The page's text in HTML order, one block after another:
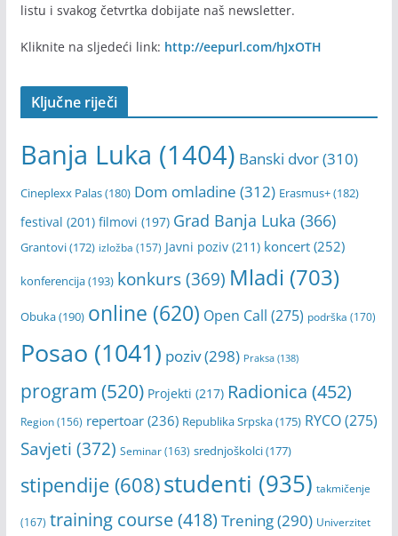
listu i svakog četvrtka dobijate naš newsletter.
Kliknite na sljedeći link: http://eepurl.com/hJxOTH
Ključne riječi
Banja Luka (1404) Banski dvor(310)
Cineplexx Palas(180) Dom omladine (312) Erasmus+(182)
festival (201) filmovi (197) Grad Banja Luka (366)
Grantovi(172) izložba (157) Javni poziv(211) koncert(252)
konferencija(193) konkurs(369) Mladi (703)
Obuka(190) online (620) Open Call (275) podrška (170)
Posao (1041) poziv(298) Praksa(138)
program (520) Projekti (217) Radionica (452)
Region(156) repertoar(236) Republika Srpska(175) RYCO(275)
Savjeti (372) Seminar(163) srednjoškolci(177)
stipendije(608)studenti (935) takmičenje
(167) training course(418) Trening(290) Univerzitet